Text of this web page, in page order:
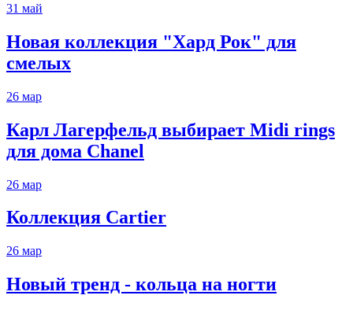
31 май
Новая коллекция "Хард Рок" для
смелых
26 мар
Карл Лагерфельд выбирает Midi rings
для дома Chanel
26 мар
Коллекция Cartier
26 мар
Новый тренд - кольца на ногти